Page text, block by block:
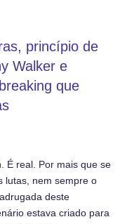
princípio de
Walker e
que
É real. Por mais que se
lutas, nem sempre o
deste
estava criado para